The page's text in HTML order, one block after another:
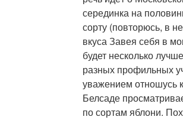
серединка на
сорту (повторюсь, в
вкуса Завея себя в
будет несколько
разных профильных
уважением отношусь
Белсаде
по сортам яблони.